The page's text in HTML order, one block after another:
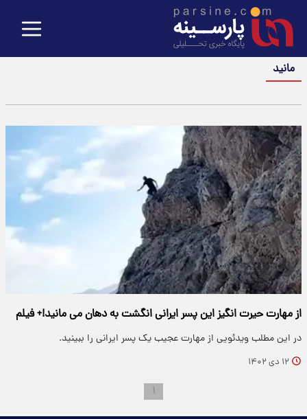
مانید
از مهارت حیرت انگیز این پسر ایرانی انگشت به دهان می مانید!+ فیلم
در این مطلب ویدئویی از مهارت عجیب یک پسر ایرانی را ببینید.
۱۲ دی ۱۴۰۲
۱